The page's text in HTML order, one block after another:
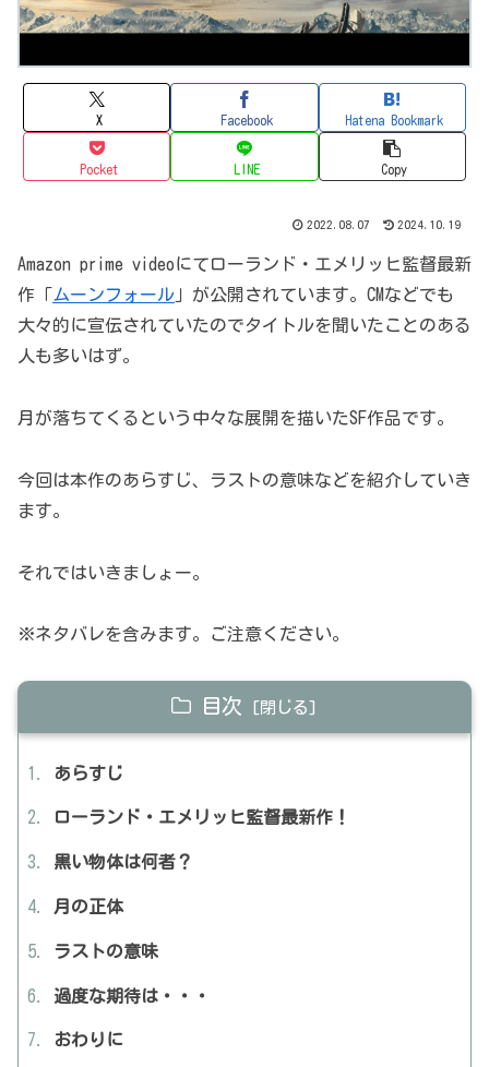
X Facebook Hatena Bookmark
Pocket LINE Copy
2022.08.07 2024.10.19
Amazon prime videoにてローランド・エメリッヒ監督最新
作「ムーンフォール 」が公開されています。CMなどでも
大々的に宣伝されていたのでタイトルを聞いたことのある
人も多いはず。
月が落ちてくるという中々な展開を描いたSF作品です。
今回は本作のあらすじ、ラストの意味などを紹介していき
ます。
それではいきましょー。
※ネタバレを含みます。ご注意ください。
目次
あらすじ
ローランド・エメリッヒ監督最新作！
黒い物体は何者？
月の正体
ラストの意味
過度な期待は・・・
おわりに